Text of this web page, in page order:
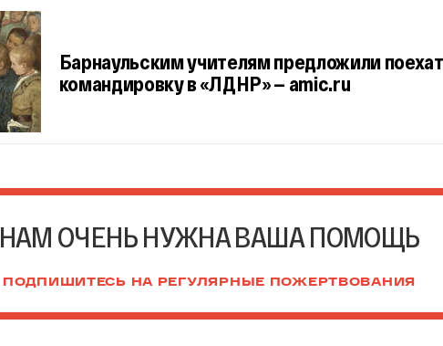
Барнаульским учителям предложили
командировку в «ЛДНР» — amiс.ru
НАМ ОЧЕНЬ НУЖНА ВАША ПОМОЩЬ
ПОДПИШИТЕСЬ НА РЕГУЛЯРНЫЕ ПОЖЕРТВОВАНИЯ